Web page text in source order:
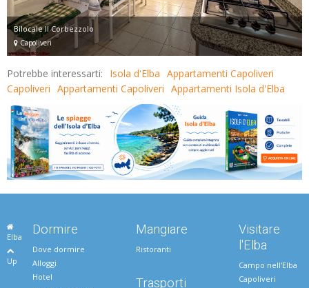
Bilocale Il Corbezzolo
Capoliveri
Potrebbe interessarti: Isola d'Elba Appartamenti Capoliveri
Capoliveri Appartamenti Capoliveri Appartamenti Isola d'Elba
Elba
Up
Dormire
Dove dormire
Alloggi
Hotel
Mangiare
Ristoranti
Trasporti
Visitare
l'Elba
Campo nell'Elba
Capoliveri